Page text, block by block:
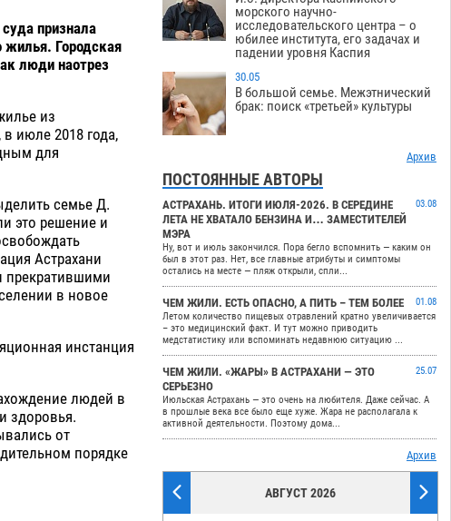
признала
жилья. Городская
люди наотрез
из
июле 2018 года,
для
семье Д.
это решение и
Астрахани
прекратившими
в новое
инстанция
людей в
здоровья.
от
порядке
морского научно-
исследовательского центра – о
юбилее института, его задачах и
падении уровня Каспия
30.05
В большой семье. Межэтнический
брак: поиск «третьей» культуры
Архив
ПОСТОЯННЫЕ АВТОРЫ
АСТРАХАНЬ. ИТОГИ ИЮЛЯ-2026. В СЕРЕДИНЕ
ЛЕТА НЕ ХВАТАЛО БЕНЗИНА И… ЗАМЕСТИТЕЛЕЙ
МЭРА
03.08
Ну, вот и июль закончился. Пора бегло вспомнить — каким он
был в этот раз. Нет, все главные атрибуты и симптомы
остались на месте — пляж открыли, спли...
ЧЕМ ЖИЛИ. ЕСТЬ ОПАСНО, А ПИТЬ – ТЕМ БОЛЕЕ
01.08
Летом количество пищевых отравлений кратно увеличивается
– это медицинский факт. И тут можно приводить
медстатистику или вспоминать недавнюю ситуацию ...
ЧЕМ ЖИЛИ. «ЖАРЫ» В АСТРАХАНИ — ЭТО
СЕРЬЕЗНО
25.07
Июльская Астрахань — это очень на любителя. Даже сейчас. А
в прошлые века все было еще хуже. Жара не располагала к
активной деятельности. Поэтому дома...
Архив
АВГУСТ 2026